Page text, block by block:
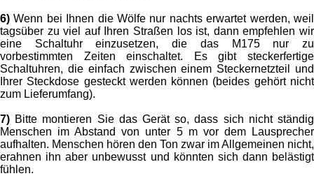
6) Wenn bei Ihnen die Wölfe nur nachts erwartet werden, weil
tagsüber zu viel auf Ihren Straßen los ist, dann empfehlen wir
eine Schaltuhr einzusetzen, die das M175 nur zu
vorbestimmten Zeiten einschaltet. Es gibt steckerfertige
Schaltuhren, die einfach zwischen einem Steckernetzteil und
Ihrer Steckdose gesteckt werden können (beides gehört nicht
zum Lieferumfang).
7) Bitte montieren Sie das Gerät so, dass sich nicht ständig
Menschen im Abstand von unter 5 m vor dem Lausprecher
aufhalten. Menschen hören den Ton zwar im Allgemeinen nicht,
erahnen ihn aber unbewusst und könnten sich dann belästigt
fühlen.